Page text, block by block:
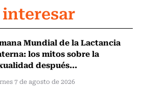
Mundial de la Lactancia
los mitos sobre la
después...
7 de agosto de 2026